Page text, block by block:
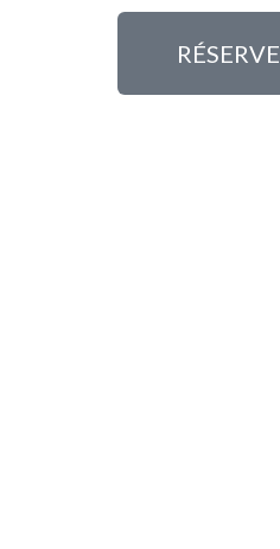
RÉSERVE